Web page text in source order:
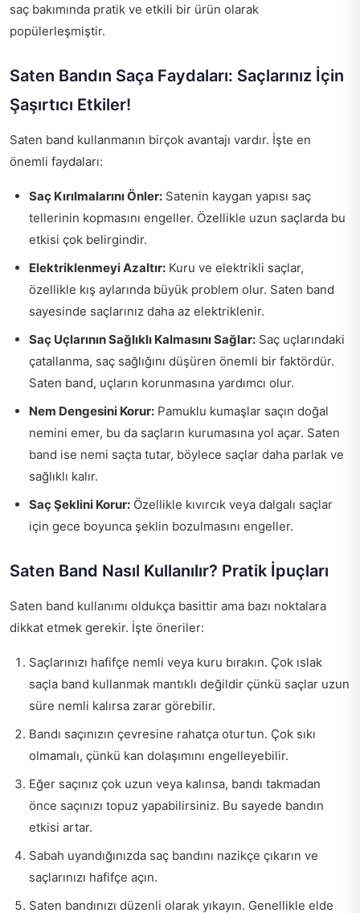
saç bakımında pratik ve etkili bir ürün olarak
popülerleşmiştir.
Saten Bandın Saça Faydaları: Saçlarınız İçin
Şaşırtıcı Etkiler!
Saten band kullanmanın birçok avantajı vardır. İşte en
önemli faydaları:
Saç Kırılmalarını Önler: Satenin kaygan yapısı saç
tellerinin kopmasını engeller. Özellikle uzun saçlarda bu
etkisi çok belirgindir.
Elektriklenmeyi Azaltır: Kuru ve elektrikli saçlar,
özellikle kış aylarında büyük problem olur. Saten band
sayesinde saçlarınız daha az elektriklenir.
Saç Uçlarının Sağlıklı Kalmasını Sağlar: Saç uçlarındaki
çatallanma, saç sağlığını düşüren önemli bir faktördür.
Saten band, uçların korunmasına yardımcı olur.
Nem Dengesini Korur: Pamuklu kumaşlar saçın doğal
nemini emer, bu da saçların kurumasına yol açar. Saten
band ise nemi saçta tutar, böylece saçlar daha parlak ve
sağlıklı kalır.
Saç Şeklini Korur: Özellikle kıvırcık veya dalgalı saçlar
için gece boyunca şeklin bozulmasını engeller.
Saten Band Nasıl Kullanılır? Pratik İpuçları
Saten band kullanımı oldukça basittir ama bazı noktalara
dikkat etmek gerekir. İşte öneriler:
Saçlarınızı hafifçe nemli veya kuru bırakın. Çok ıslak
saçla band kullanmak mantıklı değildir çünkü saçlar uzun
süre nemli kalırsa zarar görebilir.
Bandı saçınızın çevresine rahatça oturtun. Çok sıkı
olmamalı, çünkü kan dolaşımını engelleyebilir.
Eğer saçınız çok uzun veya kalınsa, bandı takmadan
önce saçınızı topuz yapabilirsiniz. Bu sayede bandın
etkisi artar.
Sabah uyandığınızda saç bandını nazikçe çıkarın ve
saçlarınızı hafifçe açın.
Saten bandınızı düzenli olarak yıkayın. Genellikle elde